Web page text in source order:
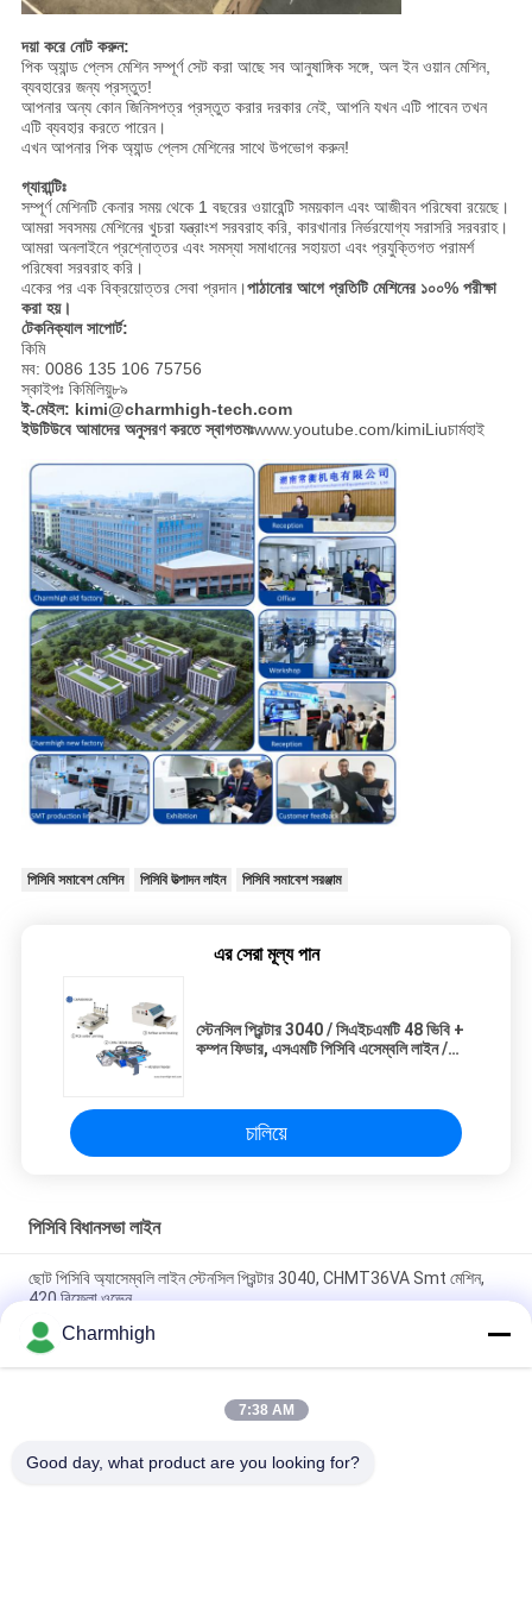
দয়া করে নোট করুন:
পিক অ্যান্ড প্লেস মেশিন সম্পূর্ণ সেট করা আছে সব আনুষাঙ্গিক সঙ্গে, অল ইন ওয়ান মেশিন,
ব্যবহারের জন্য প্রস্তুত!
আপনার অন্য কোন জিনিসপত্র প্রস্তুত করার দরকার নেই, আপনি যখন এটি পাবেন তখন
এটি ব্যবহার করতে পারেন।
এখন আপনার পিক অ্যান্ড প্লেস মেশিনের সাথে উপভোগ করুন!
গ্যারান্টিঃ
সম্পূর্ণ মেশিনটি কেনার সময় থেকে 1 বছরের ওয়ারেন্টি সময়কাল এবং আজীবন পরিষেবা রয়েছে।
আমরা সবসময় মেশিনের খুচরা যন্ত্রাংশ সরবরাহ করি, কারখানার নির্ভরযোগ্য সরাসরি সরবরাহ।
আমরা অনলাইনে প্রশ্নোত্তর এবং সমস্যা সমাধানের সহায়তা এবং প্রযুক্তিগত পরামর্শ
পরিষেবা সরবরাহ করি।
একের পর এক বিক্রয়োত্তর সেবা প্রদান।পাঠানোর আগে প্রতিটি মেশিনের ১০০% পরীক্ষা
করা হয়।
টেকনিক্যাল সাপোর্ট:
কিমি
মব: 0086 135 106 75756
স্কাইপঃ কিমিলিয়ু৮৯
ই-মেইল: kimi@charmhigh-tech.com
ইউটিউবে আমাদের অনুসরণ করতে স্বাগতমঃwww.youtube.com/kimiLiuচার্মহাই
পিসিবি সমাবেশ মেশিন পিসিবি উত্পাদন লাইন পিসিবি সমাবেশ সরঞ্জাম
এর সেরা মূল্য পান
স্টেনসিল প্রিন্টার 3040 / সিএইচএমটি 48 ভিবি +
কম্পন ফিডার, এসএমটি পিসিবি এসেম্বলি লাইন /
চালিয়ে
পিসিবি বিধানসভা লাইন
ছোট পিসিবি অ্যাসেম্বলি লাইন স্টেনসিল প্রিন্টার 3040, CHMT36VA Smt মেশিন,
420 রিফ্লো ওভেন
স্টেনসিল প্রিন্টার 3040 / সিএইচএমটি 48 ভিবি + কম্পন ফিডার, এসএমটি পিসিবি
এসেম্বলি লাইন / রিফ্লো ওভেন বিআরটি -420
4 হেড এসএমটি চিপ মাউন্টার স্টেনসিল প্রিন্টিং T962C রিফ্লো ওভেন পিসিবি অ্যাসেম্বলি
Charmhigh
7:38 AM
Good day, what product are you looking for?